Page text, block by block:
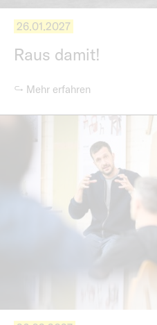
26.01.2027
Raus damit!
↪ Mehr erfahren